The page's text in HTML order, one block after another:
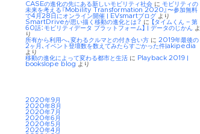
CASEの進化の先にある新しいモビリティ社会 に モビリティの
未来を考える『Mobility Transformation 2020』〜参加無料
で4月28日にオンライン開催 | EVsmartブログ より
SmartDriveが思い描く移動の進化とは？ に
【タイムくん – 第
60話：モビリティデータ プラットフォーム】 | データのじかん よ
り
所有から利用へ、変わるクルマとの付き合い方 に 2019年最後の
2ヶ月、イベント登壇数を数えてみたらすごかった件|akipedia
より
移動の進化によって変わる都市と生活 に Playback 2019 |
bookslope blog より
2020年9月
2020年8月
2020年7月
2020年6月
2020年5月
2020年4月